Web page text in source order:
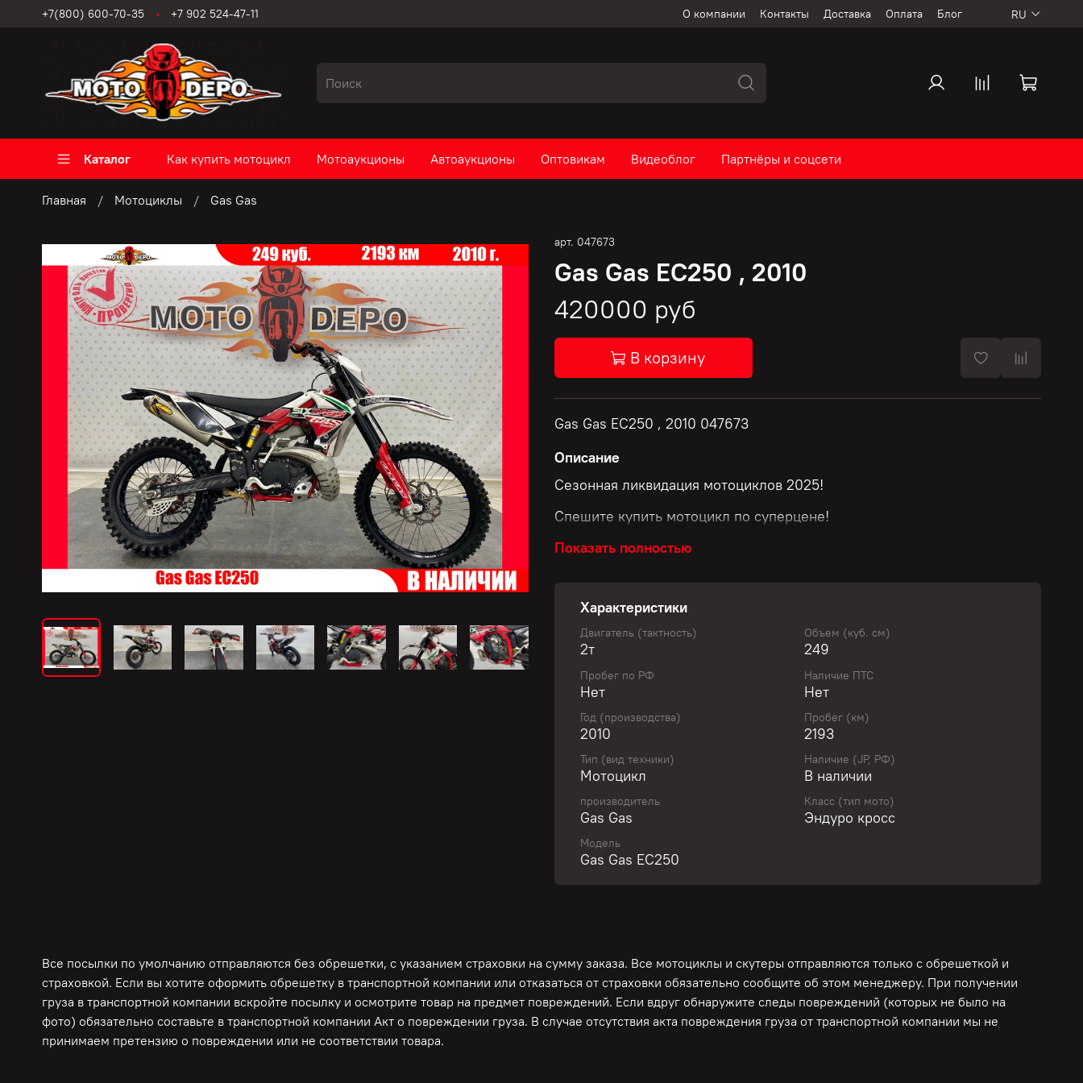
О компании Контакты Доставка Оплата Блог
+7(800) 600-70-35 +7 902 524-47-11 RU
Каталог Как купить мотоцикл Мотоаукционы Автоаукционы Оптовикам Видеоблог Партнёры и соцсети
Главная Мотоциклы Gas Gas
арт. 047673
Gas Gas EC250 , 2010
420000 руб
В корзину
Gas Gas EC250 , 2010 047673
Описание
Сезонная ликвидация мотоциклов 2025!
Спешите купить мотоцикл по суперцене!
Скидки до 50 000 рублей!
Размер скидки зависит от модели и стоимости мотоцикла.
✅ Узнай свою уникальную скидку у нашего менеджера!
Свяжитесь с нами и получите персональное предложение уже сегодня!
Gas Gas EC250 — это выдающийся мотоцикл, созданный для тех, кто
ищет адреналин и приключения на сложных трассах и в условиях
бездорожья. С его легким и прочным шасси, EC250 обеспечивает
отличную маневренность и управляемость, что позволяет уверенно
тех, кто только начинает свой путь в мотоспорте.
Без пробега по РФ!
Гарантирована работоспособность двигателя, коробки, сцепления,
Показать полностью
Характеристики
Двигатель (тактность)
2т
Объем (куб. см)
249
Пробег по РФ
Нет
Наличие ПТС
Нет
Год (производства)
2010
Пробег (км)
2193
Тип (вид техники)
Мотоцикл
Наличие (JP, РФ)
В наличии
производитель
Gas Gas
Класс (тип мото)
Эндуро кросс
Модель
Gas Gas EC250
Все посылки по умолчанию отправляются без обрешетки, с указанием страховки на сумму заказа. Все мотоциклы и скутеры отправляются только с обрешеткой и
страховкой. Если вы хотите оформить обрешетку в транспортной компании или отказаться от страховки обязательно сообщите об этом менеджеру. При получении
груза в транспортной компании вскройте посылку и осмотрите товар на предмет повреждений. Если вдруг обнаружите следы повреждений (которых не было на
фото) обязательно составьте в транспортной компании Акт о повреждении груза. В случае отсутствия акта повреждения груза от транспортной компании мы не
принимаем претензию о повреждении или не соответствии товара.